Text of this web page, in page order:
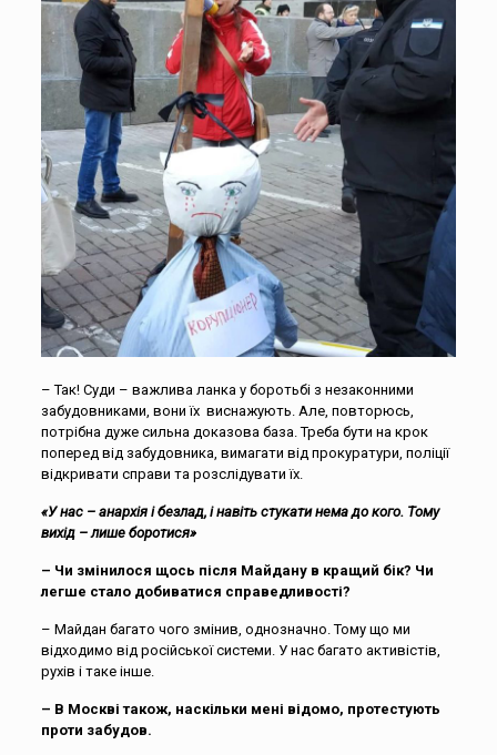
– Так! Суди – важлива ланка у боротьбі з незаконними
забудовниками, вони їх виснажують. Але, повторюсь,
потрібна дуже сильна доказова база. Треба бути на крок
поперед від забудовника, вимагати від прокуратури, поліції
відкривати справи та розслідувати їх.
«У нас – анархія і безлад, і навіть стукати нема до кого. Тому
вихід – лише боротися»
– Чи змінилося щось після Майдану в кращий бік? Чи
легше стало добиватися справедливості?
– Майдан багато чого змінив, однозначно. Тому що ми
відходимо від російської системи. У нас багато активістів,
рухів і таке інше.
– В Москві також, наскільки мені відомо, протестують
проти забудов.